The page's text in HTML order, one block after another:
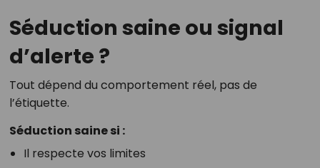
Séduction saine ou signal
d’alerte ?
Tout dépend du comportement réel, pas de
l’étiquette.
Séduction saine si :
Il respecte vos limites